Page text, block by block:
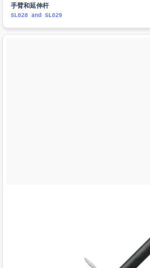
手臂和延伸杆
SL028 and SL029